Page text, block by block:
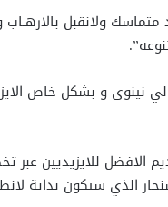
ولانقبل
نينوى و بشكل خاص
الافضل للايزيديين
الذي سيكون بداية